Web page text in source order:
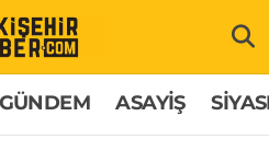
GÜNDEM ASAYİŞ
Yoğunluk Haritası